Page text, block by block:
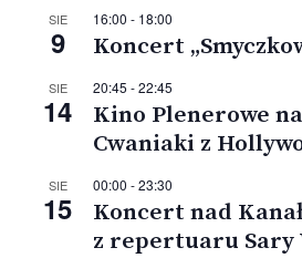
SIE
9
16:00 - 18:00
Koncert
SIE
14
20:45 -22:45
Kino Plenerowe
Cwaniaki z
SIE
15
00:00 -23:30
Koncert nad
z repertuaru Sary